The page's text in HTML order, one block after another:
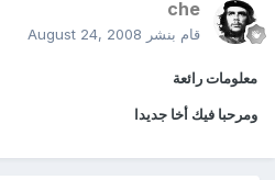
che
قام بنشر August 24, 2008
معلومات رائعة
ومرحبا فيك أخا جديدا